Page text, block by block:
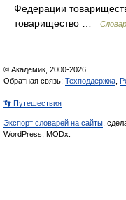
Федерации
товарищество …
© Академик, 2000-2026
Обратная связь: Техподдержка
👣 Путешествия
Экспорт словарей на сайты ,
WordPress, MODx.